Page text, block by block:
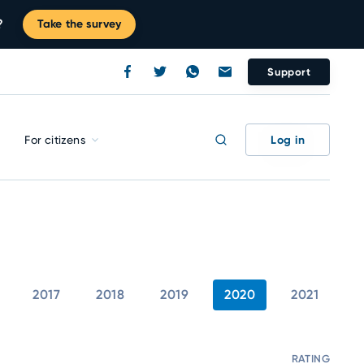
Take the survey
Support
For citizens Log in
2017 2018 2019 2020 2021
RATING